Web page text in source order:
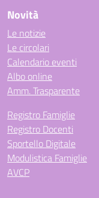
Novità
Le notizie
Le circolari
Calendario eventi
Albo online
Amm. Trasparente
Registro Famiglie
Registro Docenti
Sportello Digitale
Modulistica Famiglie
AVCP